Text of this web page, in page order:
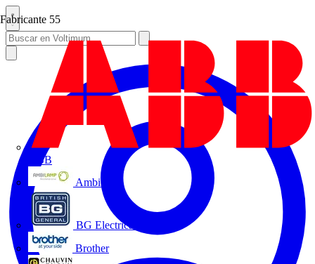
Fabricante 55
ABB
Ambilamp
BG Electrical
Brother